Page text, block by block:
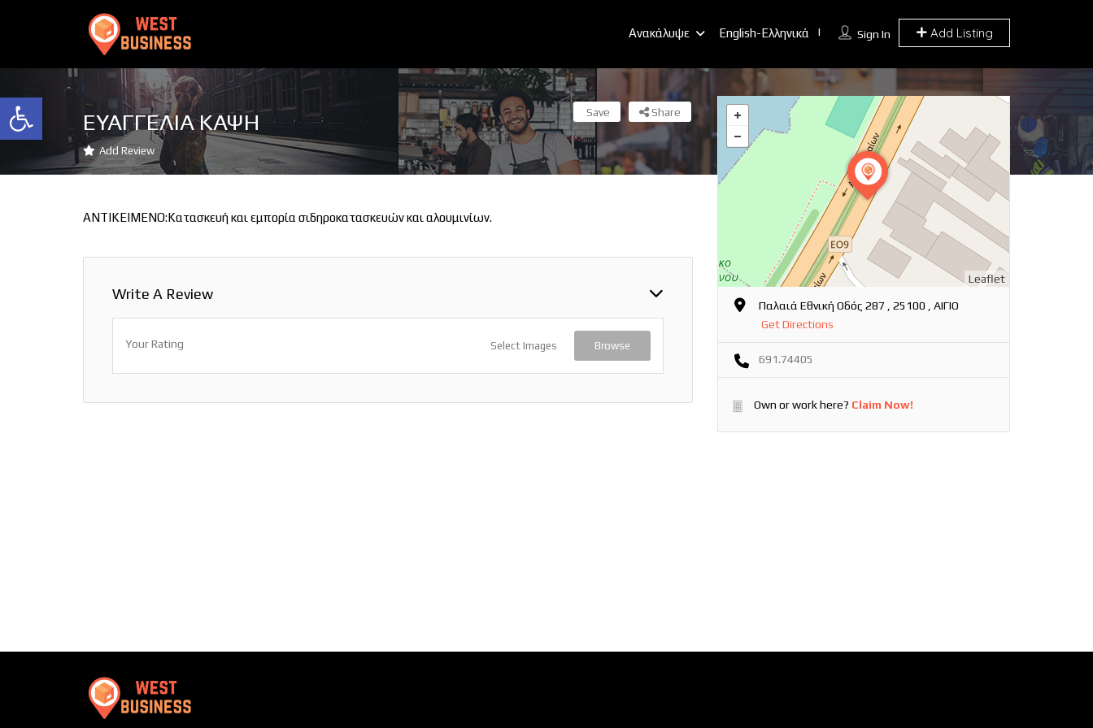
Ανοίξτε τη γραμμή εργαλείων
Sign In Add Listing
Ανακάλυψε English-Ελληνικά
ΕΥΑΓΓΕΛΙΑ ΚΑΨΗ
Add Review
Share
Save
ΑΝΤΙΚΕΙΜΕΝΟ:Κατασκευή και εμπορία σιδηροκατασκευών και αλουμινίων.
Write A Review
Your Rating Select Images Browse
Leaflet
Παλαιά Εθνική Οδός 287 , 25100 , ΑΙΓΙΟ
Get Directions
691.74405
Own or work here? Claim Now!